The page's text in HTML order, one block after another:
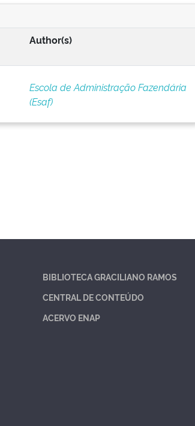
Author(s)
Escola de Administração Fazendária
(Esaf)
BIBLIOTECA GRACILIANO RAMOS
CENTRAL DE CONTEÚDO
ACERVO ENAP